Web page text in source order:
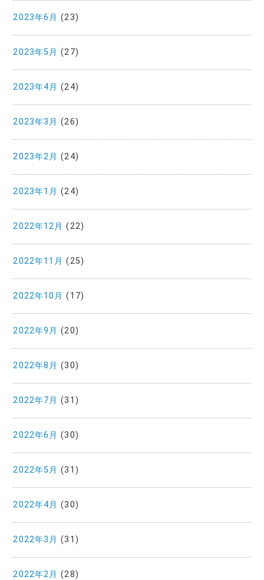
2023年6月 (23)
2023年5月 (27)
2023年4月 (24)
2023年3月 (26)
2023年2月 (24)
2023年1月 (24)
2022年12月 (22)
2022年11月 (25)
2022年10月 (17)
2022年9月 (20)
2022年8月 (30)
2022年7月 (31)
2022年6月 (30)
2022年5月 (31)
2022年4月 (30)
2022年3月 (31)
2022年2月 (28)